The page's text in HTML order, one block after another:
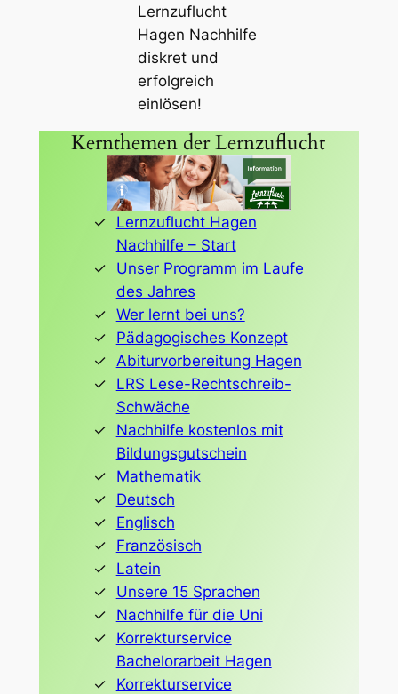
Lernzuflucht
Hagen Nachhilfe
diskret und
erfolgreich
einlösen!
Kernthemen der Lernzuflucht
Lernzuflucht Hagen
Nachhilfe – Start
Unser Programm im Laufe
des Jahres
Wer lernt bei uns?
Pädagogisches Konzept
Abiturvorbereitung Hagen
LRS Lese-Rechtschreib-
Schwäche
Nachhilfe kostenlos mit
Bildungsgutschein
Mathematik
Deutsch
Englisch
Französisch
Latein
Unsere 15 Sprachen
Nachhilfe für die Uni
Korrekturservice
Bachelorarbeit Hagen
Korrekturservice